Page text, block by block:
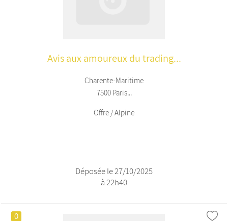
Avis aux amoureux du trading...
Charente-Maritime
7500 Paris...
Offre / Alpine
Déposée le 27/10/2025
à 22h40
0